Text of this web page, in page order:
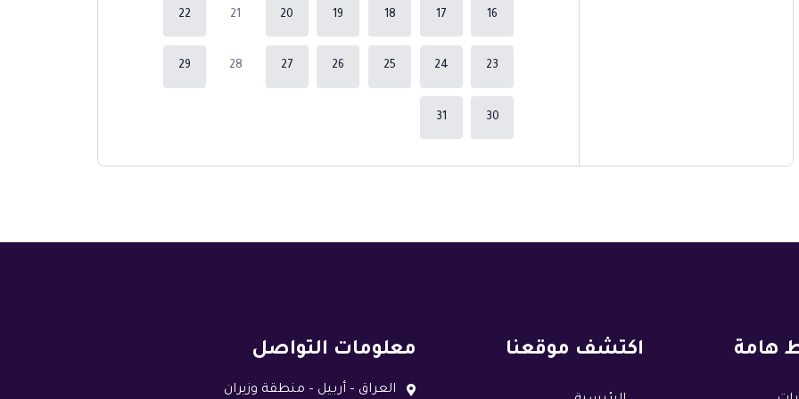
16
17
18
19
20
21
22
23
24
25
26
27
28
29
30
31
هامة اكتشف موقعنا معلومات التواصل
العراق – أربيل – منطقة وزيران